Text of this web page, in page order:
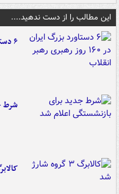
این مطالب را از دست ندهید....
۶ دستاورد بزرگ ایران در ۱۶۰ روز رهبری رهبر انقلاب
شرط
کالابرگ ۳